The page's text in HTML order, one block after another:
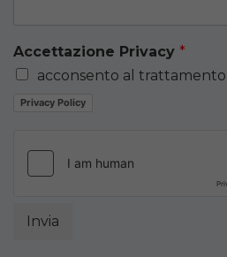
Accettazione Privacy *
acconsento al trattamento
Privacy Policy
Invia